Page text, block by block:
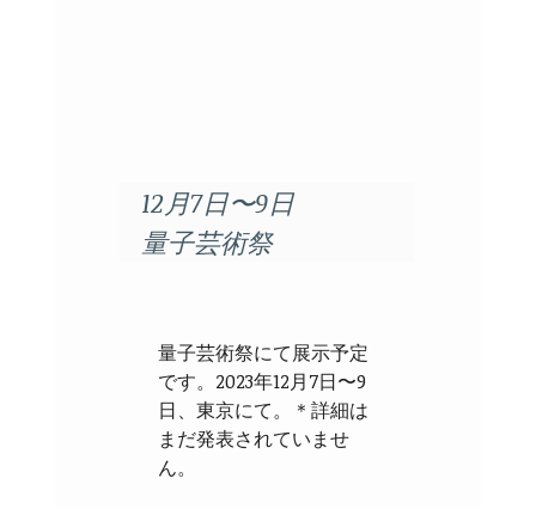
12月7日〜9日
量子芸術祭
量子芸術祭にて展示予定
です。2023年12月7日〜9
日、東京にて。＊詳細は
まだ発表されていませ
ん。